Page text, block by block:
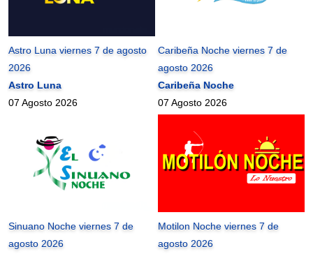
Astro Luna viernes 7 de agosto
2026
Astro Luna
07 Agosto 2026
Caribeña Noche viernes 7 de
agosto 2026
Caribeña Noche
07 Agosto 2026
Sinuano Noche viernes 7 de
agosto 2026
Motilon Noche viernes 7 de
agosto 2026